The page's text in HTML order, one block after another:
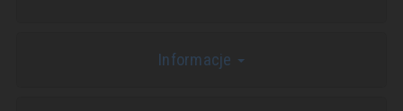
Informacje